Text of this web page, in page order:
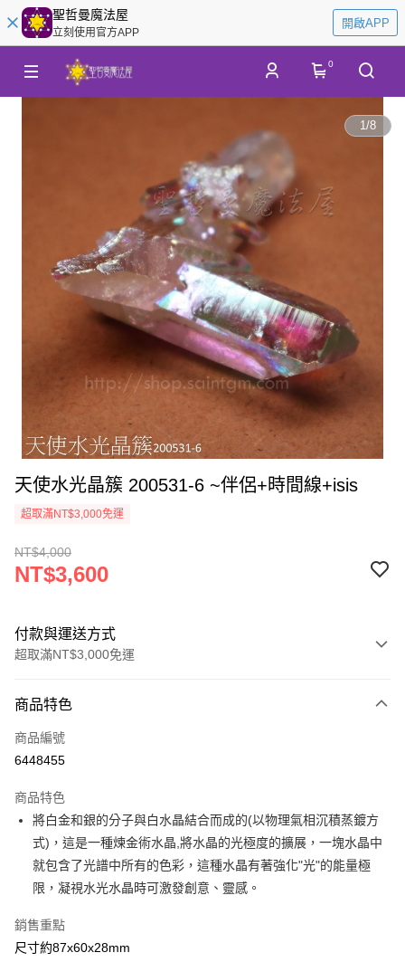
聖哲曼魔法屋
立刻使用官方APP
開啟APP
0
1/8
天使水光晶簇 200531-6 ~伴侶+時間線+isis
超取滿NT$3,000免運
NT$4,000
NT$3,600
付款與運送方式
超取滿NT$3,000免運
信用卡一次付款
超商取貨付款
Apple Pay
街口支付
悠遊付
ATM付款
商品特色
商品編號
6448455
商品特色
將白金和銀的分子與白水晶結合而成的(以物理氣相沉積蒸鍍方
式)，這是一種煉金術水晶,將水晶的光極度的擴展，一塊水晶中
就包含了光譜中所有的色彩，這種水晶有著強化"光"的能量極
限，凝視水光水晶時可激發創意、靈感。
銷售重點
尺寸約87x60x28mm